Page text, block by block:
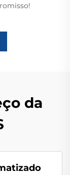
da